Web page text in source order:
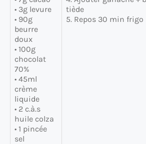
• 3g levure
• 90g
beurre
doux
• 100g
chocolat
70%
• 45ml
crème
liquide
• 2 c.à.s
huile colza
• 1 pincée
sel
tiède
5. Repos 30 min frigo